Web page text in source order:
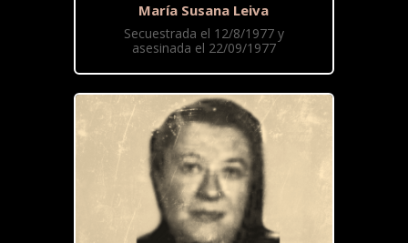
María Susana Leiva
Secuestrada el 12/8/1977 y
asesinada el 22/09/1977